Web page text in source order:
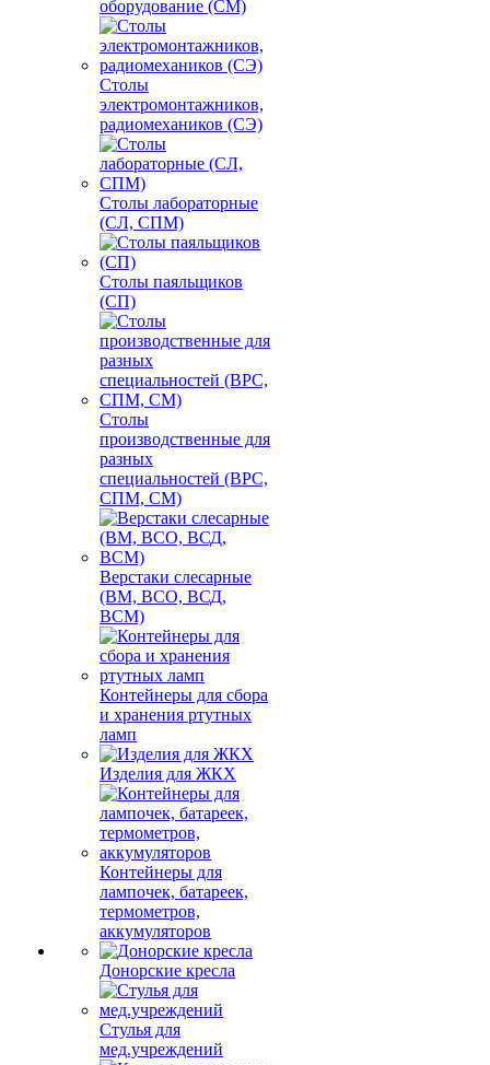
оборудование (СМ)
Столы
электромонтажников,
радиомехаников (СЭ)
Столы лабораторные
(СЛ, СПМ)
Столы паяльщиков
(СП)
Столы
производственные для
разных
специальностей (ВРС,
СПМ, СМ)
Верстаки слесарные
(ВМ, ВСО, ВСД,
ВСМ)
Контейнеры для сбора
и хранения ртутных
ламп
Изделия для ЖКХ
Контейнеры для
лампочек, батареек,
термометров,
аккумуляторов
Донорские кресла
Стулья для
мед.учреждений